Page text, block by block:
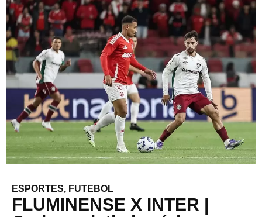
ESPORTES, FUTEBOL
FLUMINENSE X INTER |